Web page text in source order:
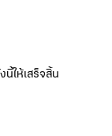
ให้เสร็จสิ้น